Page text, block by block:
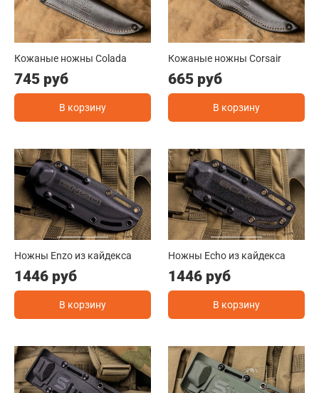
Кожаные ножны Colada
745 руб
В корзину
Кожаные ножны Corsair
665 руб
В корзину
Ножны Enzo из кайдекса
1446 руб
В корзину
Ножны Echo из кайдекса
1446 руб
В корзину